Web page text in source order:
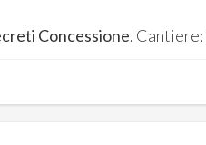
Concessione. Cantiere: